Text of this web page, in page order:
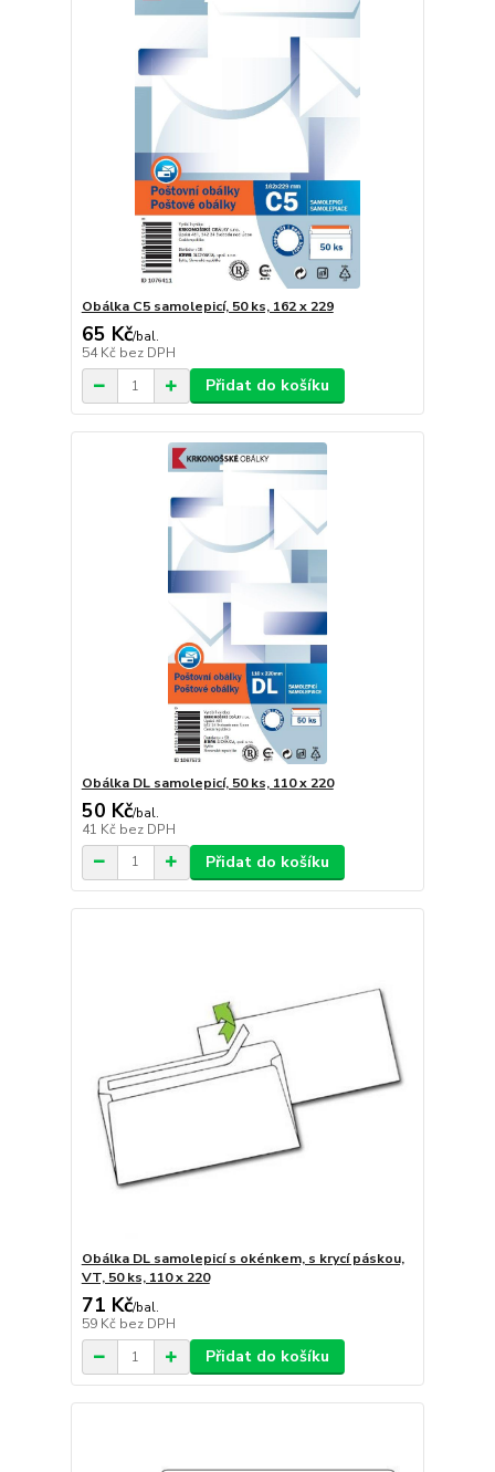
Obálka C5 samolepicí, 50 ks, 162 x 229
65 Kč/bal.
54 Kč bez DPH
Přidat do košíku
Obálka DL samolepicí, 50 ks, 110 x 220
50 Kč/bal.
41 Kč bez DPH
Přidat do košíku
Obálka DL samolepicí s okénkem, s krycí páskou,
VT, 50 ks, 110 x 220
71 Kč/bal.
59 Kč bez DPH
Přidat do košíku